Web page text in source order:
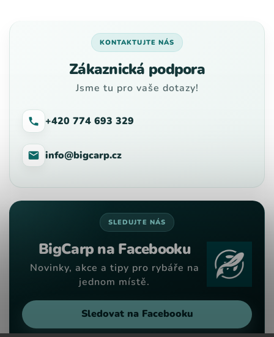
KONTAKTUJTE NÁS
Zákaznická podpora
Jsme tu pro vaše dotazy!
+420 774 693 329
info@bigcarp.cz
SLEDUJTE NÁS
BigCarp na Facebooku
Novinky, akce a tipy pro rybáře na
jednom místě.
Sledovat na Facebooku